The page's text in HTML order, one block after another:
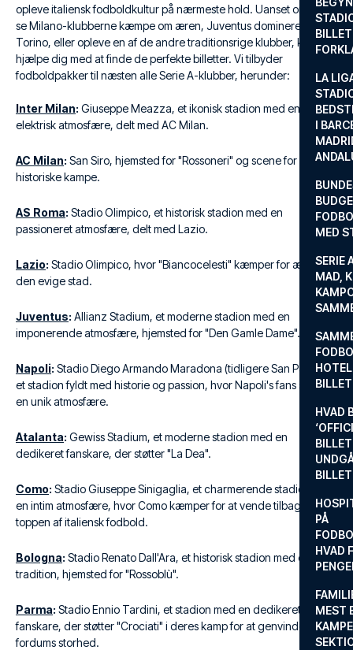
LA
I
MED
SERIE
MAD,
HVAD
PÅ
HVAD
MEST
opleve italiensk fodboldkultur på nærmeste hold. Uanset om du vil
se Milano-klubberne kæmpe om æren, Juventus dominere i
Torino, eller opleve en af de andre traditionsrige klubber, kan vi
hjælpe dig med at finde de perfekte billetter. Vi tilbyder
fodboldpakker til næsten alle Serie A-klubber, herunder:
Inter Milan: Giuseppe Meazza, et ikonisk stadion med en
elektrisk atmosfære, delt med AC Milan.
AC Milan: San Siro, hjemsted for "Rossoneri" og scene for utallige
historiske kampe.
AS Roma: Stadio Olimpico, et historisk stadion med en
passioneret atmosfære, delt med Lazio.
Lazio: Stadio Olimpico, hvor "Biancocelesti" kæmper for æren i
den evige stad.
Juventus: Allianz Stadium, et moderne stadion med en
imponerende atmosfære, hjemsted for "Den Gamle Dame".
Napoli: Stadio Diego Armando Maradona (tidligere San Paolo),
et stadion fyldt med historie og passion, hvor Napoli's fans skaber
en unik atmosfære.
Atalanta: Gewiss Stadium, et moderne stadion med en
dedikeret fanskare, der støtter "La Dea".
Como: Stadio Giuseppe Sinigaglia, et charmerende stadion med
en intim atmosfære, hvor Como kæmper for at vende tilbage til
toppen af italiensk fodbold.
Bologna: Stadio Renato Dall'Ara, et historisk stadion med en stolt
tradition, hjemsted for "Rossoblù".
Parma: Stadio Ennio Tardini, et stadion med en dedikeret
fanskare, der støtter "Crociati" i deres kamp for at genvinde
fordums storhed.